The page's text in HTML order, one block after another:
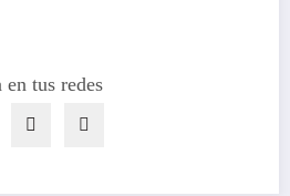
tus redes